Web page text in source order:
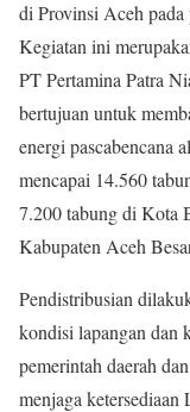
di Provinsi Aceh
Kegiatan ini
PT Pertamina Patra
bertujuan untuk
energi pascabencana
mencapai 14.560
7.200 tabung di Kota
Kabupaten Aceh
Pendistribusian
kondisi lapangan dan
pemerintah daerah
menjaga ketersediaan